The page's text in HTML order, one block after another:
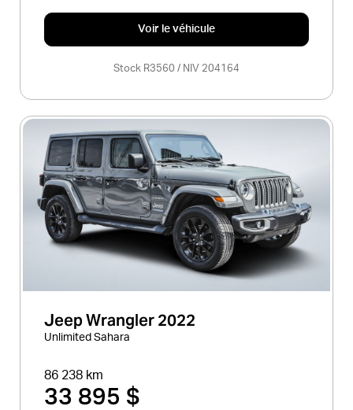
Voir le véhicule
Stock R3560 / NIV 204164
Jeep Wrangler 2022
Unlimited Sahara
86 238 km
33 895 $